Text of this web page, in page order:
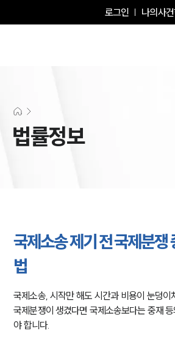
로그인 나의사
법률정보
국제소송 제기 전 국제분쟁
법
국제소송, 시작만 해도 시간과 비용이 눈덩이
국제분쟁이 생겼다면 국제소송보다는 중재
야 합니다.